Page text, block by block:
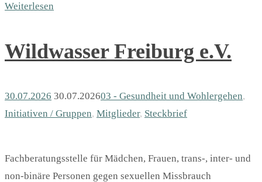
Weiterlesen
Wildwasser Freiburg e.V.
30.07.2026 30.07.202603 - Gesundheit und Wohlergehen,
Initiativen / Gruppen, Mitglieder, Steckbrief
Fachberatungsstelle für Mädchen, Frauen, trans-, inter- und
non-binäre Personen gegen sexuellen Missbrauch